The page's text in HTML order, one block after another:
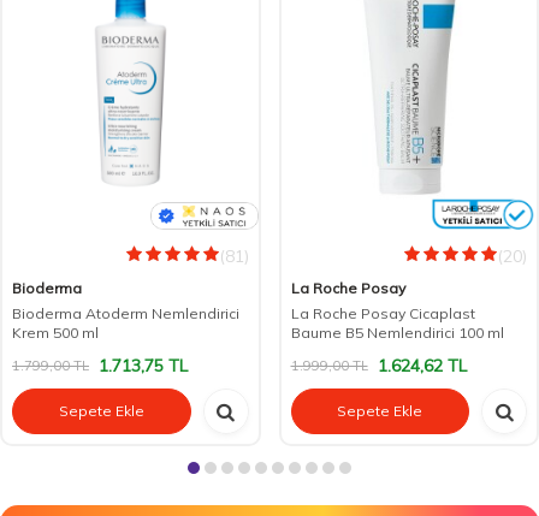
(81)
Bioderma
Bioderma Atoderm Nemlendirici
Krem 500 ml
1.799,00TL 1.713,75 TL
Sepete Ekle
(20)
La Roche Posay
La Roche Posay Cicaplast
Baume B5 Nemlendirici 100 ml
1.999,00TL 1.624,62TL
Sepete Ekle